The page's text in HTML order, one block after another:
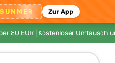
SUMMER Zur App
80 EUR | Kostenloser Umtausch